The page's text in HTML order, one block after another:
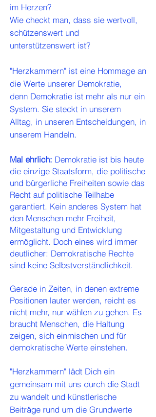
im Herzen?
Wie checkt man, dass sie wertvoll,
schützenswert und
unterstützenswert ist?
"Herzkammern" ist eine Hommage an
die Werte unserer Demokratie,
denn Demokratie ist mehr als nur ein
System. Sie steckt in unserem
Alltag, in unseren Entscheidungen, in
unserem Handeln.
Mal ehrlich: Demokratie ist bis heute
die einzige Staatsform, die politische
und bürgerliche Freiheiten sowie das
Recht auf politische Teilhabe
garantiert. Kein anderes System hat
den Menschen mehr Freiheit,
Mitgestaltung und Entwicklung
ermöglicht. Doch eines wird immer
deutlicher: Demokratische Rechte
sind keine Selbstverständlichkeit.
Gerade in Zeiten, in denen extreme
Positionen lauter werden, reicht es
nicht mehr, nur wählen zu gehen. Es
braucht Menschen, die Haltung
zeigen, sich einmischen und für
demokratische Werte einstehen.
​"Herzkammern" lädt Dich ein
gemeinsam mit uns durch die Stadt
zu wandelt und künstlerische
Beiträge rund um die Grundwerte